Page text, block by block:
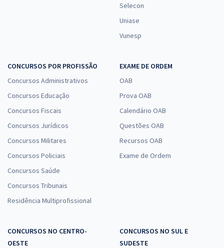
Selecon
Uniase
Vunesp
CONCURSOS POR PROFISSÃO
Concursos Administrativos
Concursos Educação
Concursos Fiscais
Concursos Jurídicos
Concursos Militares
Concursos Policiais
Concursos Saúde
Concursos Tribunais
Residência Multiprofissional
EXAME DE ORDEM
OAB
Prova OAB
Calendário OAB
Questões OAB
Recursos OAB
Exame de Ordem
CONCURSOS NO CENTRO-
OESTE
CONCURSOS NO SUL E
SUDESTE